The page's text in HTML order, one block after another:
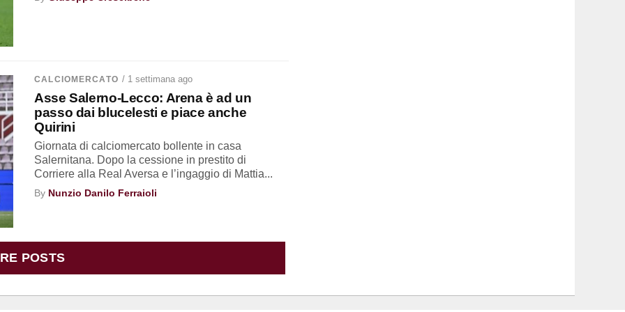
CALCIOMERCATO / 1 settimana ago
Asse Salerno-Lecco: Arena è ad un
passo dai blucelesti e piace anche
Quirini
Giornata di calciomercato bollente in casa
Salernitana. Dopo la cessione in prestito di
Corriere alla Real Aversa e l’ingaggio di Mattia...
By Nunzio Danilo Ferraioli
POSTS